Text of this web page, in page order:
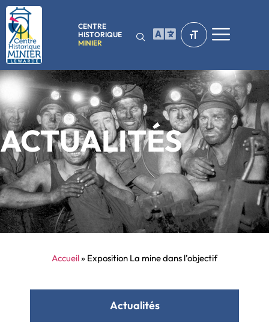
CENTRE
HISTORIQUE
MINIER
ACTUALITÉS
Accueil» Exposition La mine dans l’objectif
Actualités